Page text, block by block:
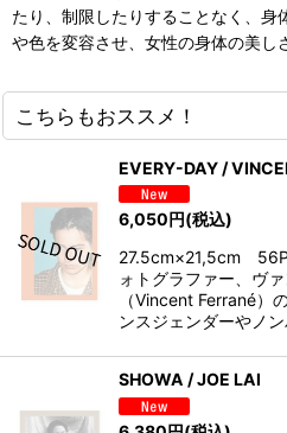
たり、制限したりすることなく、身
や色を変容させ、女性の身体の美し
こちらもおススメ！
EVERY-DAY /
6,050円(税込)
27.5cm×21,5cm
ォトグラファー、ヴ
（Vincent Ferrané）
ンスジェンダーやノ
SHOWA / JOE LAI